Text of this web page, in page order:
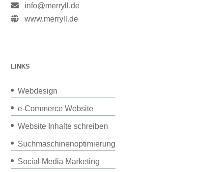
info@merryll.de
www.merryll.de
LINKS
Webdesign
e-Commerce Website
Website Inhalte schreiben
Suchmaschinenoptimierung
Social Media Marketing